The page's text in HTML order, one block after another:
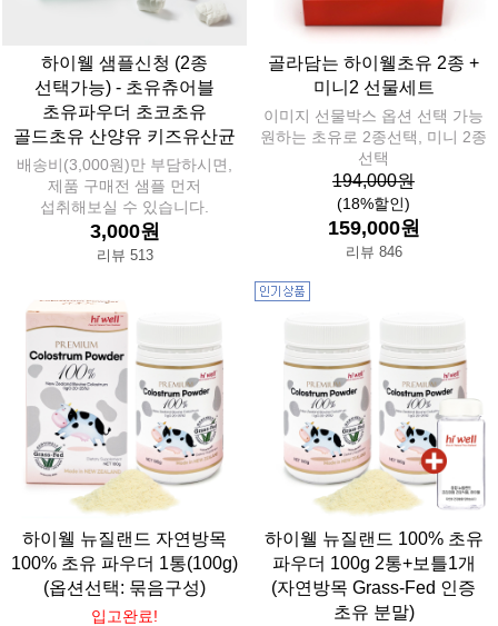
하이웰 샘플신청 (2종
선택가능) - 초유츄어블
초유파우더 초코초유
골드초유 산양유 키즈유산균
배송비(3,000원)만 부담하시면,
제품 구매전 샘플 먼저
섭취해보실 수 있습니다.
3,000원
리뷰 513
골라담는 하이웰초유 2종 +
미니2 선물세트
이미지 선물박스 옵션 선택 가능
원하는 초유로 2종선택, 미니 2종
선택
194,000원
(18%할인)
159,000원
리뷰 846
하이웰 뉴질랜드 자연방목
100% 초유 파우더 1통(100g)
(옵션선택: 묶음구성)
입고완료!
하이웰 뉴질랜드 100% 초유
파우더 100g 2통+보틀1개
(자연방목 Grass-Fed 인증
초유 분말)